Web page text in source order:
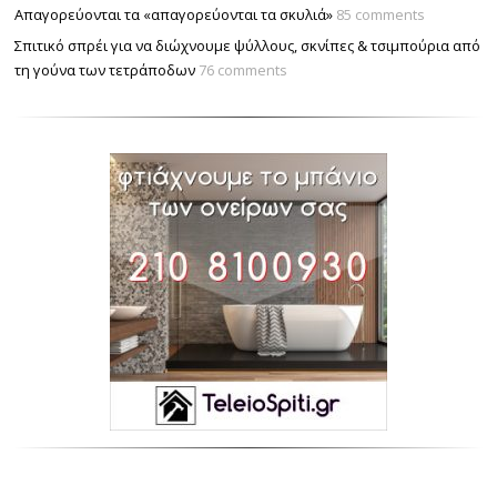
Απαγορεύονται τα «απαγορεύονται τα σκυλιά» 85 comments
Σπιτικό σπρέι για να διώχνουμε ψύλλους, σκνίπες & τσιμπούρια από
τη γούνα των τετράποδων 76 comments